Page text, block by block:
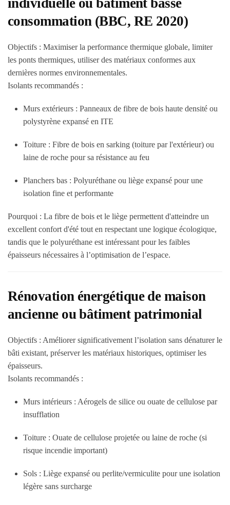
individuelle ou bâtiment basse
consommation (BBC, RE 2020)
Objectifs : Maximiser la performance thermique globale, limiter
les ponts thermiques, utiliser des matériaux conformes aux
dernières normes environnementales.
Isolants recommandés :
Murs extérieurs : Panneaux de fibre de bois haute densité ou
polystyrène expansé en ITE
Toiture : Fibre de bois en sarking (toiture par l'extérieur) ou
laine de roche pour sa résistance au feu
Planchers bas : Polyuréthane ou liège expansé pour une
isolation fine et performante
Pourquoi : La fibre de bois et le liège permettent d'atteindre un
excellent confort d'été tout en respectant une logique écologique,
tandis que le polyuréthane est intéressant pour les faibles
épaisseurs nécessaires à l’optimisation de l’espace.
Rénovation énergétique de maison
ancienne ou bâtiment patrimonial
Objectifs : Améliorer significativement l’isolation sans dénaturer le
bâti existant, préserver les matériaux historiques, optimiser les
épaisseurs.
Isolants recommandés :
Murs intérieurs : Aérogels de silice ou ouate de cellulose par
insufflation
Toiture : Ouate de cellulose projetée ou laine de roche (si
risque incendie important)
Sols : Liège expansé ou perlite/vermiculite pour une isolation
légère sans surcharge